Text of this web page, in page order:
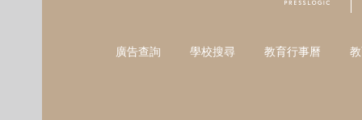
廣告查詢 學校搜尋 教育行事曆